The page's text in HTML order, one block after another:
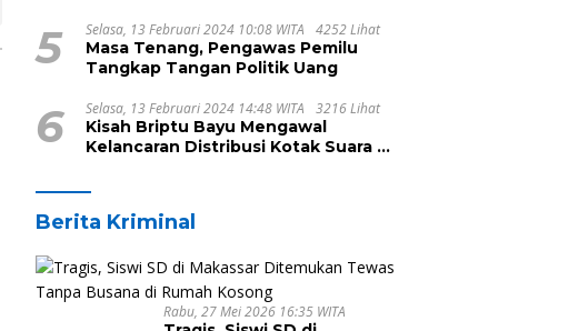
5 Selasa, 13 Februari 2024 10:08 WITA 4252 Lihat
Masa Tenang, Pengawas Pemilu
Tangkap Tangan Politik Uang
6 Selasa, 13 Februari 2024 14:48 WITA 3216 Lihat
Kisah Briptu Bayu Mengawal
Kelancaran Distribusi Kotak Suara di
Sungai dan Jalan Terjal
Berita Kriminal
Rabu, 27 Mei 2026 16:35 WITA